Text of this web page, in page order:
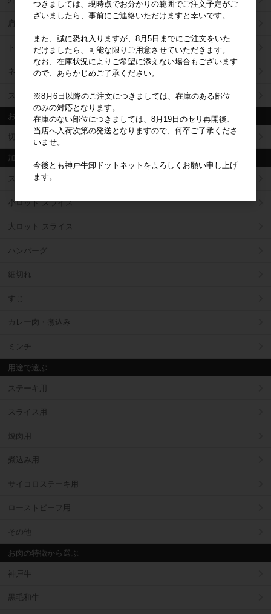
肩バラ（さんかく・ブリスケ）
トモバラ
ネック
スネ
お徳用原料
切落・細切・煮込用・牛脂
加工済商品
ステーキ
小ロット スライス
大ロット スライス
ハンバーグ
細切れ
すじ
カレー肉・煮込み
ミンチ
用途で選ぶ
ステーキ用
スライス用
焼肉用
煮込み用
サイコロステーキ用
ローストビーフ用
その他
お肉の特徴から選ぶ
神戸牛
黒毛和牛
つきましては、現時点でお分かりの範囲でご注文予定がご
ざいましたら、事前にご連絡いただけますと幸いです。
また、誠に恐れ入りますが、8月5日までにご注文をいた
だけましたら、可能な限りご用意させていただきます。
なお、在庫状況によりご希望に添えない場合もございます
ので、あらかじめご了承ください。
※8月6日以降のご注文につきましては、在庫のある部位
のみの対応となります。
在庫のない部位につきましては、8月19日のセリ再開後、
当店へ入荷次第の発送となりますので、何卒ご了承くださ
いませ。
今後とも神戸牛卸ドットネットをよろしくお願い申し上げ
ます。